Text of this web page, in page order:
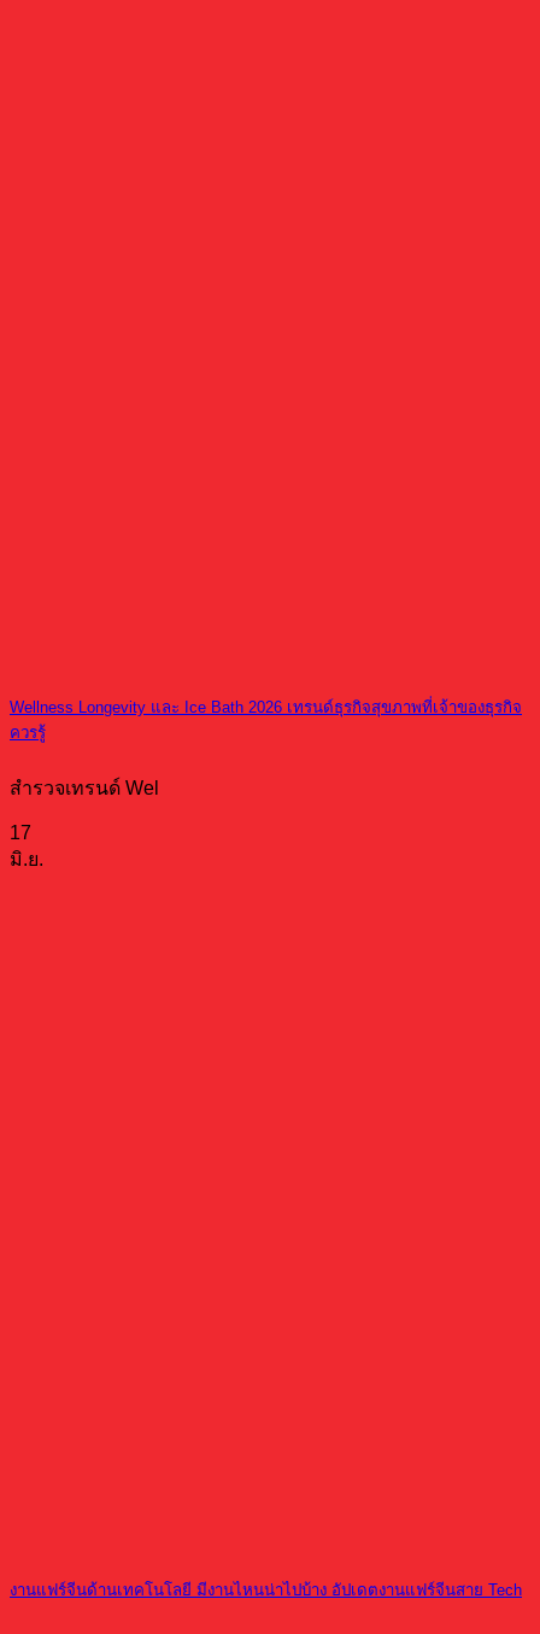
Wellness Longevity และ Ice Bath 2026 เทรนด์ธุรกิจสุขภาพที่เจ้าของธุรกิจ
ควรรู้
สำรวจเทรนด์ Wel
17
มิ.ย.
งานแฟร์จีนด้านเทคโนโลยี มีงานไหนน่าไปบ้าง อัปเดตงานแฟร์จีนสาย Tech